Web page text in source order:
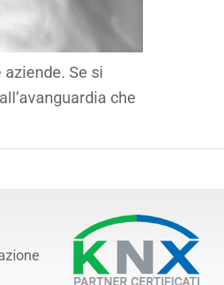
Se si
che